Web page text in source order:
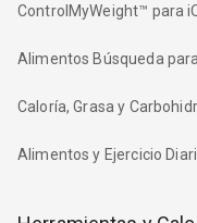
ControlMyWeight™ para
Alimentos Búsqueda
Caloría, Grasa y
Alimentos y Ejercicio